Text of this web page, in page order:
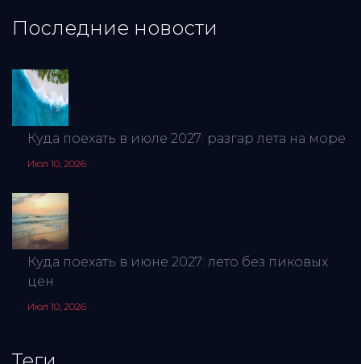
Последние новости
Куда поехать в июле 2027: разгар лета на море
Июл 10, 2026
Куда поехать в июне 2027: лето без пиковых
цен
Июл 10, 2026